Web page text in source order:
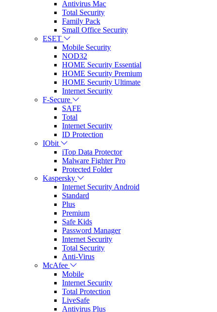
Antivirus Mac
Total Security
Family Pack
Small Office Security
ESET
Mobile Security
NOD32
HOME Security Essential
HOME Security Premium
HOME Security Ultimate
Internet Security
F-Secure
SAFE
Total
Internet Security
ID Protection
IObit
iTop Data Protector
Malware Fighter Pro
Protected Folder
Kaspersky
Internet Security Android
Standard
Plus
Premium
Safe Kids
Password Manager
Internet Security
Total Security
Anti-Virus
McAfee
Mobile
Internet Security
Total Protection
LiveSafe
Antivirus Plus